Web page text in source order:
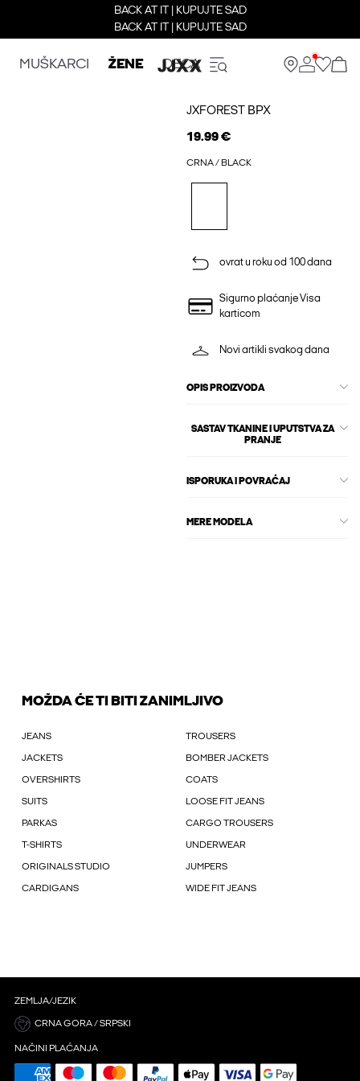
BACK AT IT | KUPUJTE SAD
BACK AT IT | KUPUJTE SAD
MUŠKARCI ŽENE DECA
JXFOREST ВРХ
19.99 €
CRNA / BLACK
ovrat u roku od 100 dana
Sigurno plaćanje Visa
karticom
Novi artikli svakog dana
OPIS PROIZVODA
SASTAV TKANINE I UPUTSTVA ZA
PRANJE
ISPORUKA I POVRAĆAJ
MERE MODELA
MOŽDA ĆE TI BITI ZANIMLJIVO
JEANS TROUSERS
JACKETS BOMBER JACKETS
OVERSHIRTS COATS
SUITS LOOSE FIT JEANS
PARKAS CARGO TROUSERS
T-SHIRTS UNDERWEAR
ORIGINALS STUDIO JUMPERS
CARDIGANS WIDE FIT JEANS
ZEMLJA/JEZIK
CRNA GORA / SRPSKI
NAČINI PLAĆANJA